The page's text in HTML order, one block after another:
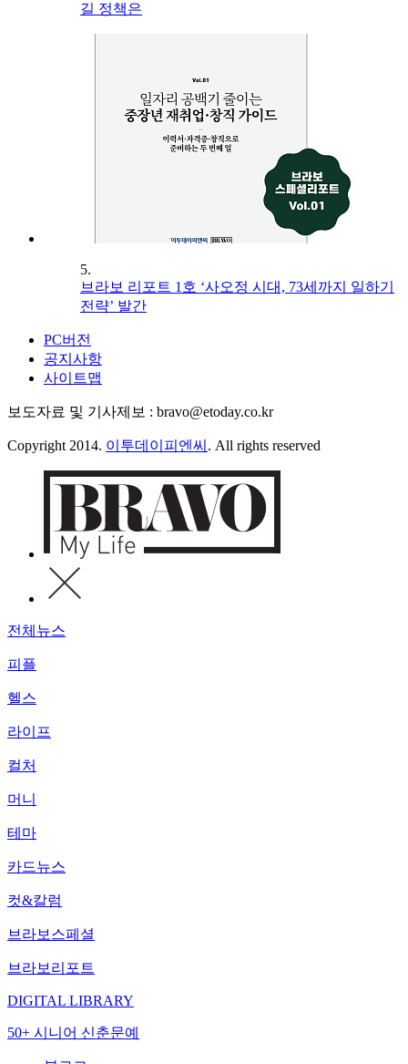
길 정책은
5.
브라보 리포트 1호 ‘사오정 시대, 73세까지 일하기
전략’ 발간
PC버전
공지사항
사이트맵
보도자료 및 기사제보 : bravo@etoday.co.kr
Copyright 2014. 이투데이피엔씨 . All rights reserved
전체뉴스
피플
헬스
라이프
컬처
머니
테마
카드뉴스
컷&칼럼
브라보스페셜
브라보리포트
DIGITAL LIBRARY
50+ 시니어 신춘문예